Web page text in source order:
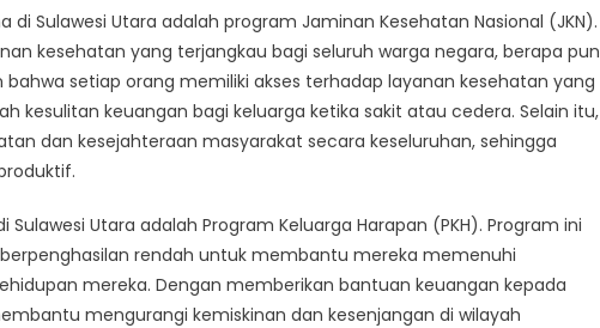
Dekat
Program-
Program
yang
Sulawesi Utara adalah program Jaminan Kesehatan Nasional (JKN).
kesehatan yang terjangkau bagi seluruh warga negara, berapa pun
setiap orang memiliki akses terhadap layanan kesehatan yang
kesulitan keuangan bagi keluarga ketika sakit atau cedera. Selain itu,
dan kesejahteraan masyarakat secara keseluruhan, sehingga
Utara adalah Program Keluarga Harapan (PKH). Program ini
rendah untuk membantu mereka memenuhi
mereka. Dengan memberikan bantuan keuangan kepada
mengurangi kemiskinan dan kesenjangan di wilayah